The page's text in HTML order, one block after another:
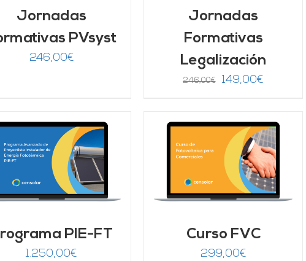
Jornadas
PVsyst
246,00€
Jornadas
Formativas
Legalización
246,00€
El
era:
246,00€.
149,00€El
es:
149,00€.
PIE-FT
1.250,00€
AÑADIR AL CARRITO
DETALLES
Curso FVC
299,00€
Valorado
4.67de 5
AÑADIR AL CARRITO
DETALLES